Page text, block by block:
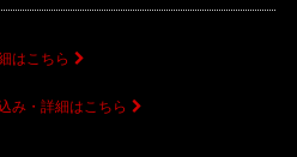
はこちら
み・詳細はこちら